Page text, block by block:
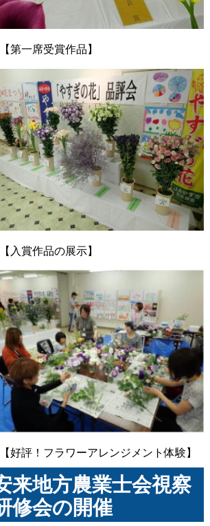
第一席受賞作品】
入賞作品の展示】
好評！フラワーアレンジメント体験】
来地方農業士会視察
修会の開催